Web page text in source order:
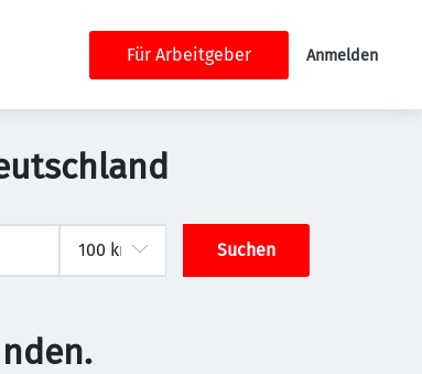
Für Arbeitgeber Anmelden
Suchen